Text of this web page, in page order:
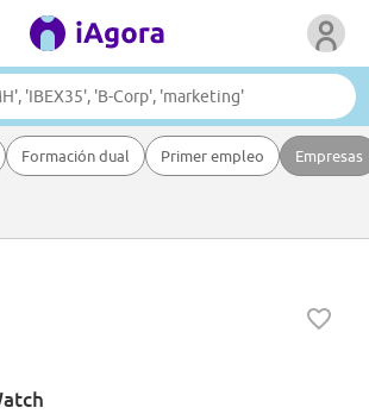
Formación dual Primer empleo Empresas